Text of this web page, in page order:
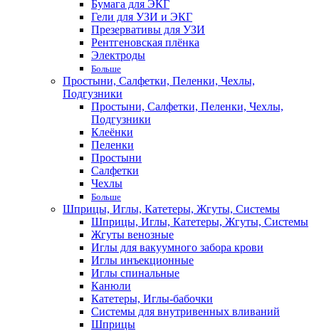
Бумага для ЭКГ
Гели для УЗИ и ЭКГ
Презервативы для УЗИ
Рентгеновская плёнка
Электроды
Больше
Простыни, Салфетки, Пеленки, Чехлы,
Подгузники
Простыни, Салфетки, Пеленки, Чехлы,
Подгузники
Клеёнки
Пеленки
Простыни
Салфетки
Чехлы
Больше
Шприцы, Иглы, Катетеры, Жгуты, Системы
Шприцы, Иглы, Катетеры, Жгуты, Системы
Жгуты венозные
Иглы для вакуумного забора крови
Иглы инъекционные
Иглы спинальные
Канюли
Катетеры, Иглы-бабочки
Системы для внутривенных вливаний
Шприцы